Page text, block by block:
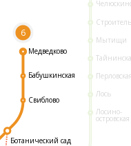
Мытищи
Перловская
Лось
Лосино-
островская
Строитель
6
Медведково
Бабушкинская
Свиблово
Ботанический сад